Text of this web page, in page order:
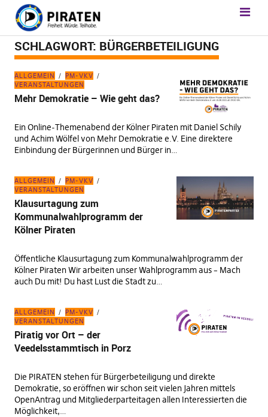
SCHLAGWORT: BÜRGERBETEILIGUNG
ALLGEMEIN
PM-VKV
VERANSTALTUNGEN
Mehr Demokratie – Wie geht das?
Ein Online-Themenabend der Kölner Piraten mit Daniel Schily
und Achim Wölfel von Mehr Demokratie e.V. Eine direktere
Einbindung der Bürgerinnen und Bürger in…
ALLGEMEIN
PM-VKV
VERANSTALTUNGEN
Klausurtagung zum
Kommunalwahlprogramm der
Kölner Piraten
Öffentliche Klausurtagung zum Kommunalwahlprogramm der
Kölner Piraten Wir arbeiten unser Wahlprogramm aus – Mach
auch Du mit! Du hast Lust die Stadt zu…
ALLGEMEIN
PM-VKV
VERANSTALTUNGEN
Piratig vor Ort – der
Veedelsstammtisch in Porz
Die PIRATEN stehen für Bürgerbeteiligung und direkte
Demokratie, so eröffnen wir schon seit vielen Jahren mittels
OpenAntrag und Mitgliederparteitagen allen Interessierten die
Möglichkeit,…